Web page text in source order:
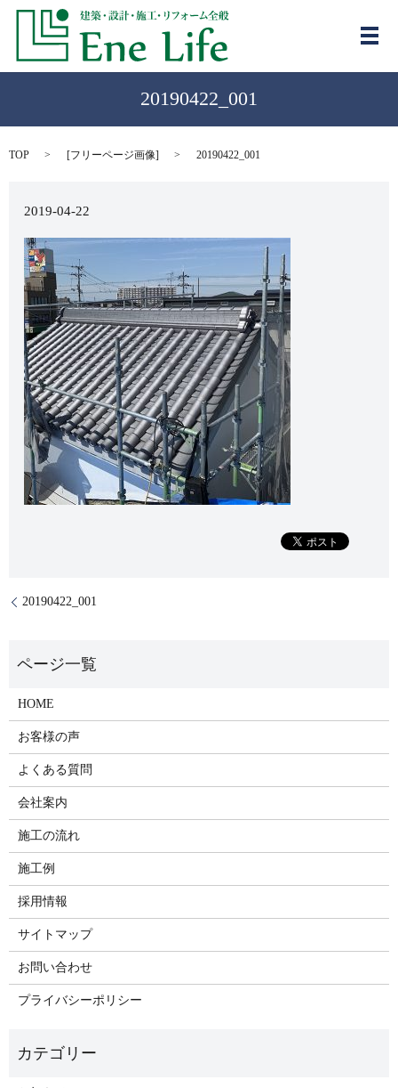
メ
20190422_001
TOP [フリーページ画像] 20190422_001
2019-04-22
20190422_001
HOME
お客様の声
よくある質問
会社案内
施工の流れ
施工例
採用情報
サイトマップ
お問い合わせ
プライバシーポリシー